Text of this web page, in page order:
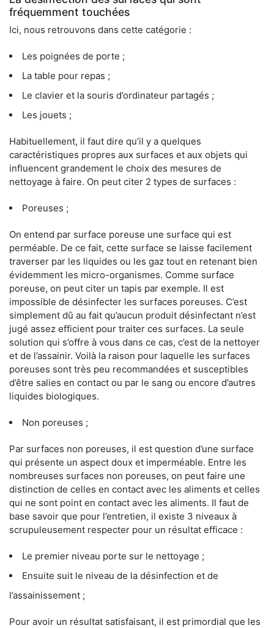
fréquemment touchées
Ici, nous retrouvons dans cette catégorie :
Les poignées de porte ;
La table pour repas ;
Le clavier et la souris d’ordinateur partagés ;
Les jouets ;
Habituellement, il faut dire qu’il y a quelques
caractéristiques propres aux surfaces et aux objets qui
influencent grandement le choix des mesures de
nettoyage à faire. On peut citer 2 types de surfaces :
Poreuses ;
On entend par surface poreuse une surface qui est
perméable. De ce fait, cette surface se laisse facilement
traverser par les liquides ou les gaz tout en retenant bien
évidemment les micro-organismes. Comme surface
poreuse, on peut citer un tapis par exemple. Il est
impossible de désinfecter les surfaces poreuses. C’est
simplement dû au fait qu’aucun produit désinfectant n’est
jugé assez efficient pour traiter ces surfaces. La seule
solution qui s’offre à vous dans ce cas, c’est de la nettoyer
et de l’assainir. Voilà la raison pour laquelle les surfaces
poreuses sont très peu recommandées et susceptibles
d’être salies en contact ou par le sang ou encore d’autres
liquides biologiques.
Non poreuses ;
Par surfaces non poreuses, il est question d’une surface
qui présente un aspect doux et imperméable. Entre les
nombreuses surfaces non poreuses, on peut faire une
distinction de celles en contact avec les aliments et celles
qui ne sont point en contact avec les aliments. Il faut de
base savoir que pour l’entretien, il existe 3 niveaux à
scrupuleusement respecter pour un résultat efficace :
Le premier niveau porte sur le nettoyage ;
Ensuite suit le niveau de la désinfection et de
l’assainissement ;
Pour avoir un résultat satisfaisant, il est primordial que les